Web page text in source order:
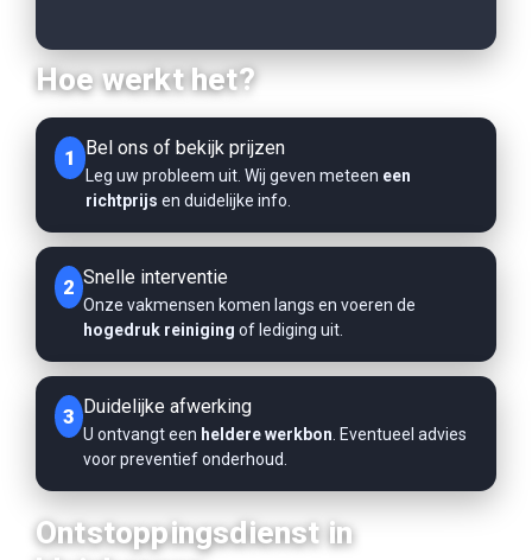
Hoe werkt het?
1 Bel ons of bekijk prijzen
Leg uw probleem uit. Wij geven meteen een
richtprijs en duidelijke info.
2 Snelle interventie
Onze vakmensen komen langs en voeren de
hogedruk reiniging of lediging uit.
3 Duidelijke afwerking
U ontvangt een heldere werkbon . Eventueel advies
voor preventief onderhoud.
Ontstoppingsdienst in